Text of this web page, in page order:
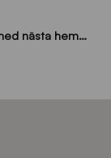
Ståplats södra färgas blåsvart i samband med nästa hemmamatch